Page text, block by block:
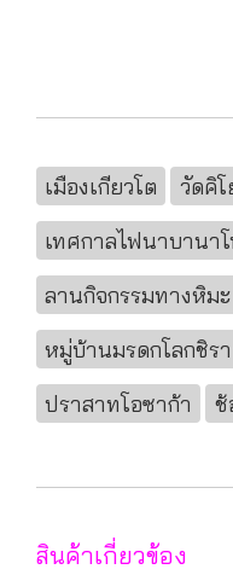
เมืองเกียวโต วัดคิ
เทศกาลไฟนาบานา
ลานกิจกรรมทางหิมะ
หมู่บ้านมรดกโลกชิร
ปราสาทโอซาก้า
ช้
สินค้าเกี่ยวข้อง